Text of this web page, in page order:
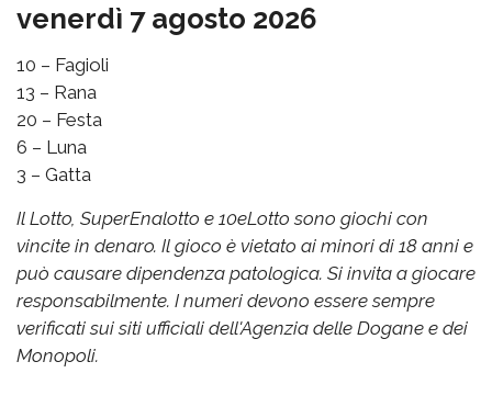
venerdì 7 agosto 2026
10 – Fagioli
13 – Rana
20 – Festa
6 – Luna
3 – Gatta
Il Lotto, SuperEnalotto e 10eLotto sono giochi con
vincite in denaro. Il gioco è vietato ai minori di 18 anni e
può causare dipendenza patologica. Si invita a giocare
responsabilmente. I numeri devono essere sempre
verificati sui siti ufficiali dell'Agenzia delle Dogane e dei
Monopoli.